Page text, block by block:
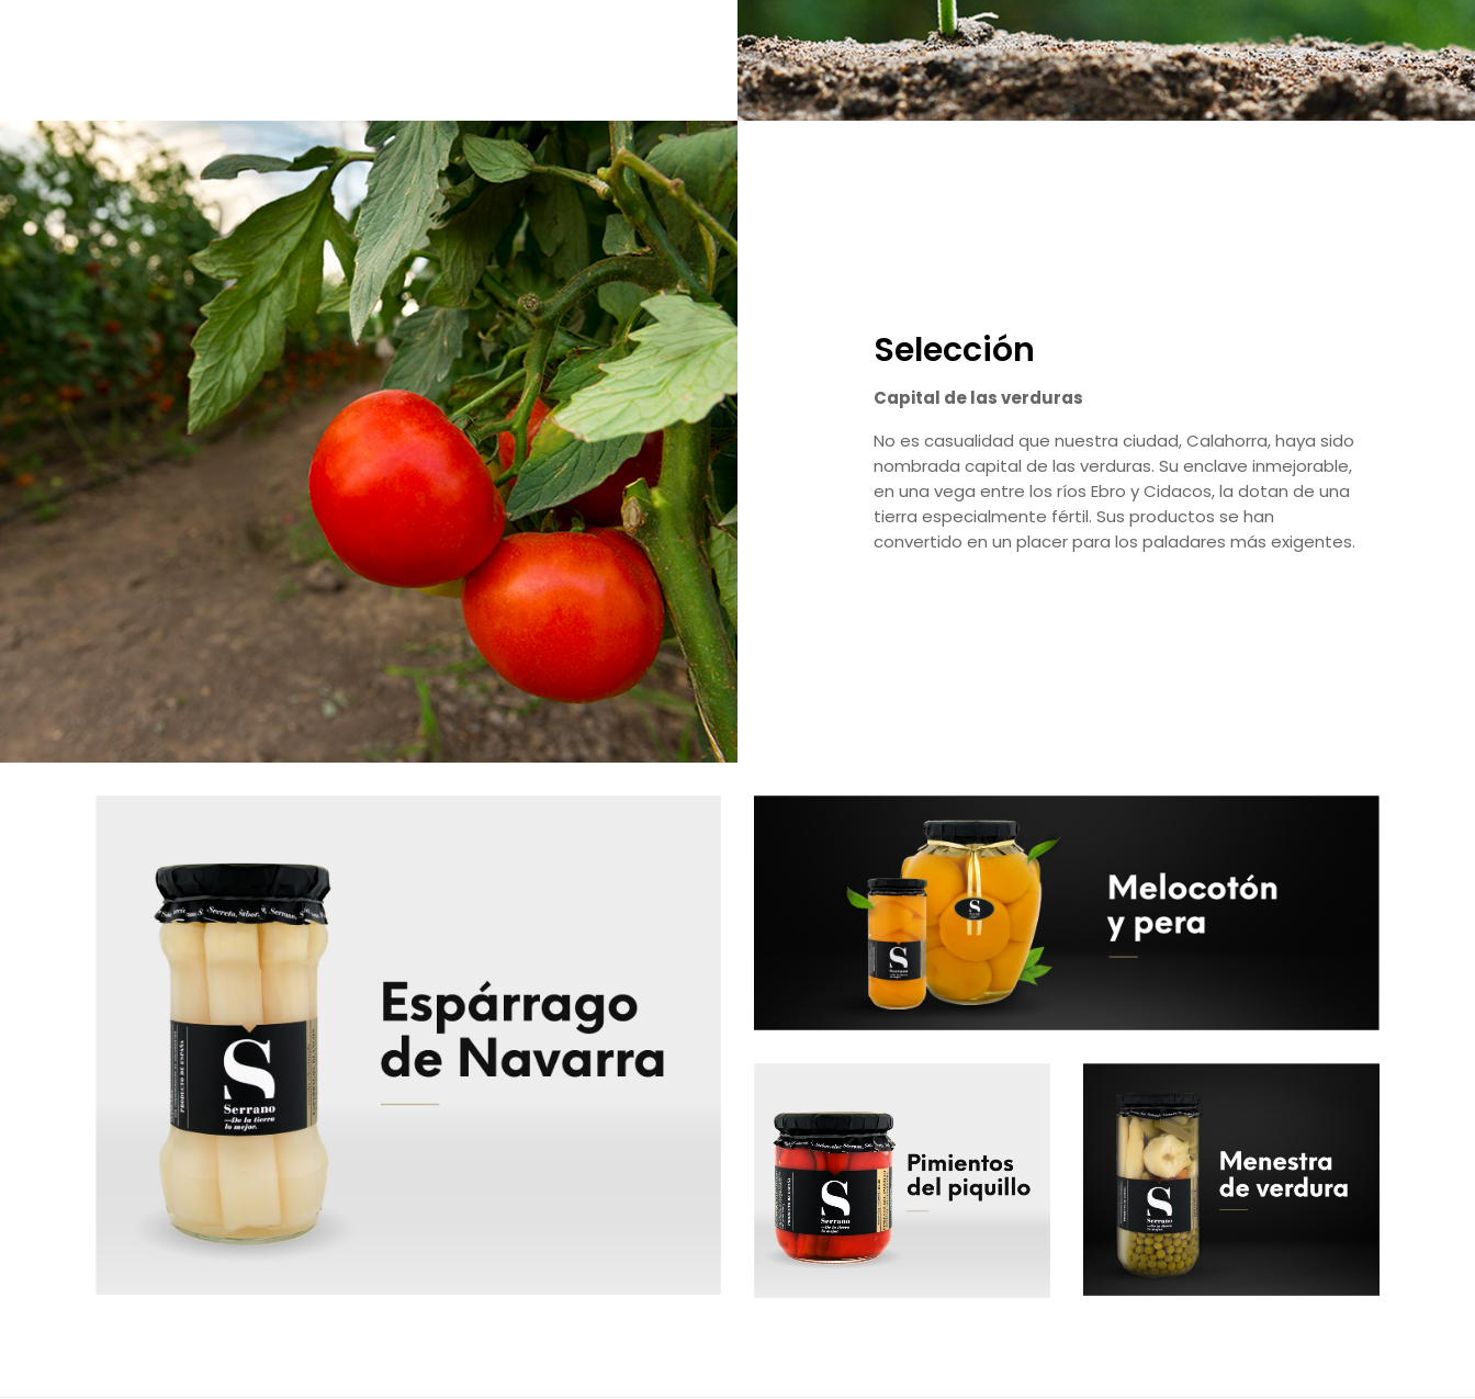
Selección
Capital de las verduras
No es casualidad que nuestra ciudad, Calahorra, haya sido
nombrada capital de las verduras. Su enclave inmejorable,
en una vega entre los ríos Ebro y Cidacos, la dotan de una
tierra especialmente fértil. Sus productos se han
convertido en un placer para los paladares más exigentes.